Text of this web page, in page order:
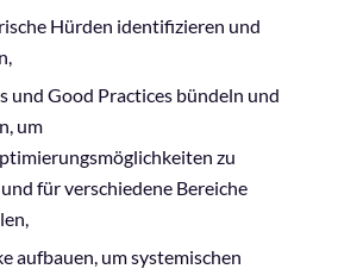
Hürden identifizieren und
und Good Practices bündeln und
um
zu
für verschiedene Bereiche
aufbauen, um systemischen